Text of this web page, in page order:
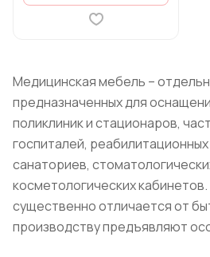
Медицинская мебель –
предназначенных для
поликлиник и стационаров,
госпиталей,
санаториев,
косметологических
существенно отличается от
производству предъявляют